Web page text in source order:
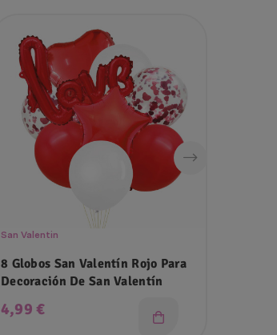
San Valentin
8 Globos San Valentín Rojo Para
Decoración De San Valentín
Precio
4,99 €